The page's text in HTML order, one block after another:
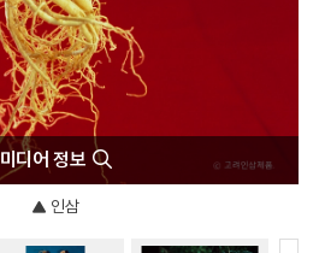
미디어 정보
인삼